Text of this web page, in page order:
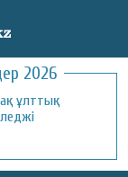
2026
ұлттық